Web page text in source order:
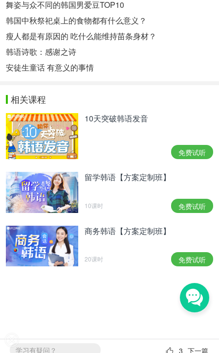
成规范的韩语习惯是非常重要的哟，毕竟学习韩语还
是为了和韩国朋友进行交流，总不能对着韩国朋友说
니 알아个뭐야！
如何才能学习最正确的韩语用法呢？系统的教学可以
帮你养成良好的韩语习惯，还能在学习的同时了解韩
推荐理由：全站销量TOP1，初学者首选，学完达高
级水平，附赠《新标韩》全套教材。
从发音，到日常会话，顺带考级，一站式解决韩语学
习基本需求。
延世韩国语1-4册连读
推荐理由：零基础至中级，对语法及例句讲解详细，
知识点细分。
中外教授课，知识点细分更易吸收，学练结合高效掌
握,零基础至中级，学完可达到TOPIK中级水平。
推荐理由：不过2级免费重读，赠全真模拟题，学完
点，揭秘应试技巧，定期进行测试，全面提升应试分
舞姿与众不同的韩国男爱豆TOP10
韩国中秋祭祀桌上的食物都有什么意义？
瘦人都是有原因的 吃什么能维持苗条身材？
韩语诗歌：感谢之诗
安徒生童话 有意义的事情
相关课程
10天突破韩语发音
免费试听
留学韩语【方案定制班】
10课时 免费试听
商务韩语【方案定制班】
20课时 免费试听
学习有疑问？ 下一篇
3